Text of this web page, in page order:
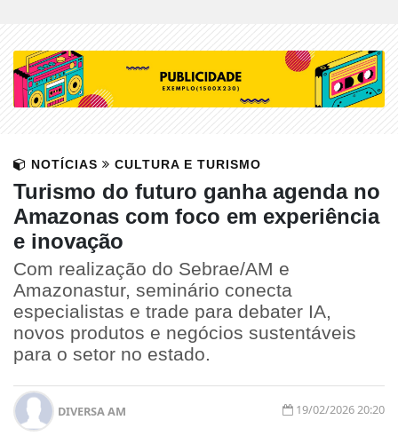
NOTÍCIAS CULTURA E TURISMO
Turismo do futuro ganha agenda no
Amazonas com foco em experiência
e inovação
Com realização do Sebrae/AM e
Amazonastur, seminário conecta
especialistas e trade para debater IA,
novos produtos e negócios sustentáveis
para o setor no estado.
DIVERSA AM 19/02/2026 20:20